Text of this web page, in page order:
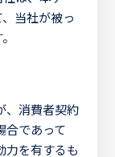
当社が被っ
、消費者契約
合であって
力を有するも